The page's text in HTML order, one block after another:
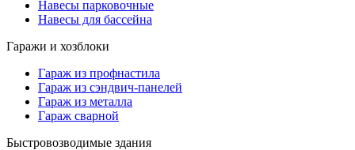
Навесы парковочные
Навесы для бассейна
Гаражи и хозблоки
Гараж из профнастила
Гараж из сэндвич-панелей
Гараж из металла
Гараж сварной
Быстровозводимые здания